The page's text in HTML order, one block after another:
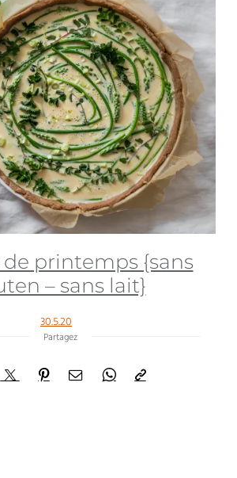
printemps {sans
– sans lait}
30.5.20
Partagez